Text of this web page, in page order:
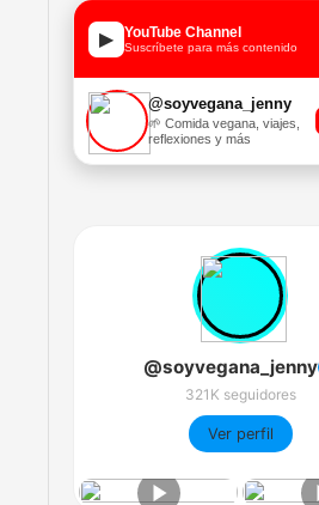
▶ YouTube Channel
Suscríbete para más contenido
@soyvegana_jenny
🌱 Comida vegana, viajes,
reflexiones y más
@soyvegana_jenny
321K seguidores
Ver perfil